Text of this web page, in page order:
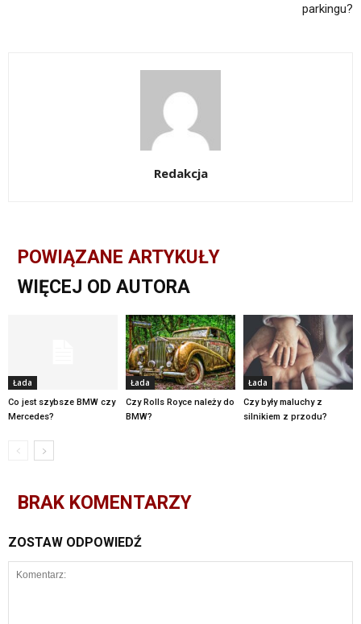
parkingu?
Redakcja
POWIĄZANE ARTYKUŁY
WIĘCEJ OD AUTORA
Łada
Co jest szybsze BMW czy
Mercedes?
Łada
Czy Rolls Royce należy do
BMW?
Łada
Czy były maluchy z
silnikiem z przodu?
BRAK KOMENTARZY
ZOSTAW ODPOWIEDŹ